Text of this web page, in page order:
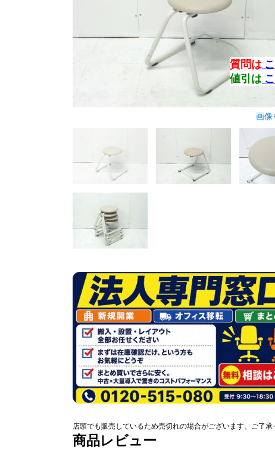
質問は
値引は
画像
店頭でも販売しているため売切れの場合がございます。ご了承
商品レビュー